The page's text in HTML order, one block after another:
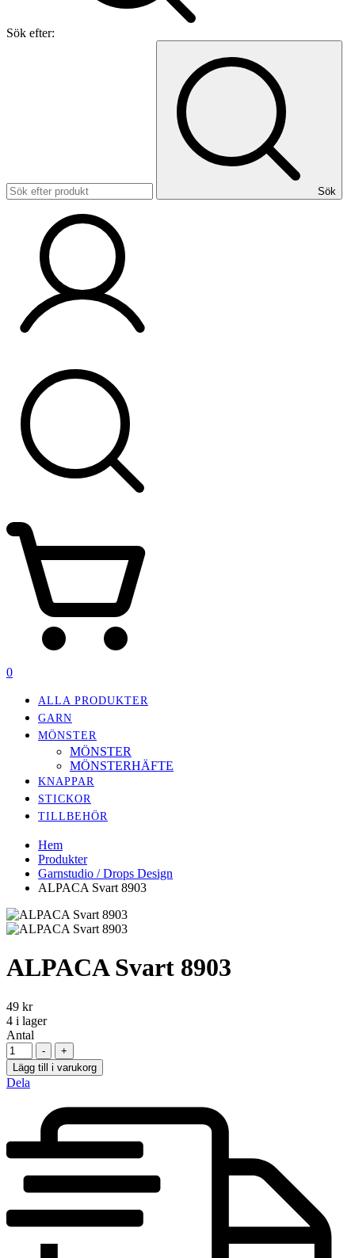
Sök efter:
Sök
0
ALLA PRODUKTER
GARN
MÖNSTER
MÖNSTER
MÖNSTERHÄFTE
KNAPPAR
STICKOR
TILLBEHÖR
Hem
Produkter
Garnstudio / Drops Design
ALPACA Svart 8903
ALPACA Svart 8903
49 kr
4 i lager
Antal
-
+
Lägg till i varukorg
Dela